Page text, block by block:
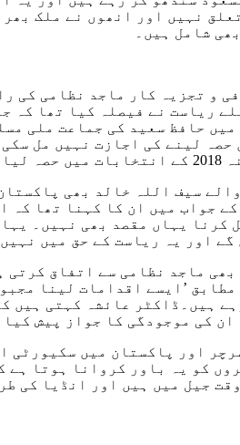
شامل ہیں۔
و تجزیہ کار ماجد نظامی کی
ریاست نے فیصلہ کیا تھا کہ
حافظ سعید کی جماعت ملی
لینے کی اجازت نہیں مل
سیف اللہ خالد بھی
جواب میں ان کا کہنا تھا
یہاں مقصد بھی نہیں۔
اور یہ ریاست کے حق میں نہیں
ماجد نظامی سے اتفاق
’ایسے اقدامات لینا
ہیں۔ڈاکٹر عائشہ کہتی
ان کی موجودگی کا جواز پیش کیا
اور پاکستان میں
کو یہ باور کروانا ہوتا
جیل میں ہیں اور انڈیا کی